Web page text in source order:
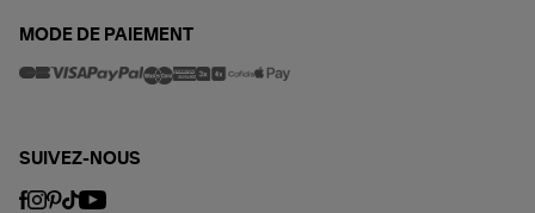
MODE DE PAIEMENT
SUIVEZ-NOUS